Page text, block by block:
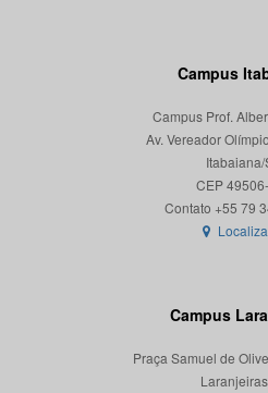
Campus
Campus Prof.
Av. Vereador
Itabaiana/
CEP
Campus
Praça Samuel de